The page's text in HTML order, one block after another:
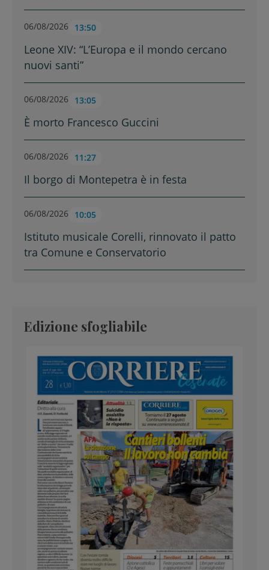
06/08/2026 13:50
Leone XIV: “L’Europa e il mondo cercano
nuovi santi”
06/08/2026 13:05
È morto Francesco Guccini
06/08/2026 11:27
Il borgo di Montepetra è in festa
06/08/2026 10:05
Istituto musicale Corelli, rinnovato il patto
tra Comune e Conservatorio
Edizione sfogliabile